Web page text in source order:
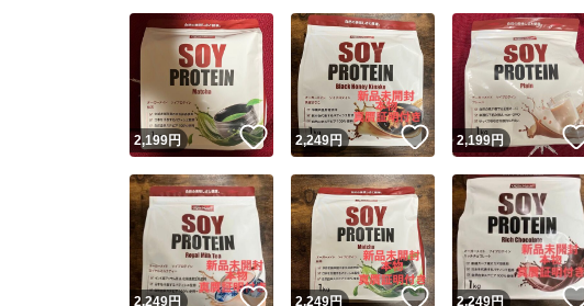
2,199円 いいね！
2,249円 いいね！
2,199円
2,249円 いいね！
2,249円 いいね！
2,249円